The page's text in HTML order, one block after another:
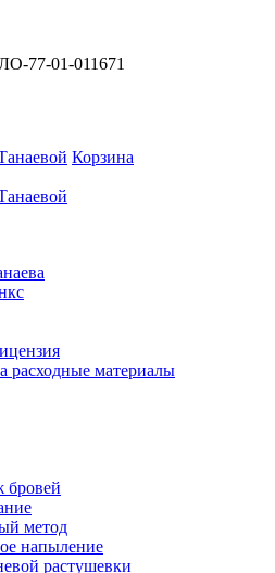
77-01-011671
Корзина
расходные материалы
бровей
метод
напыление
растушевки